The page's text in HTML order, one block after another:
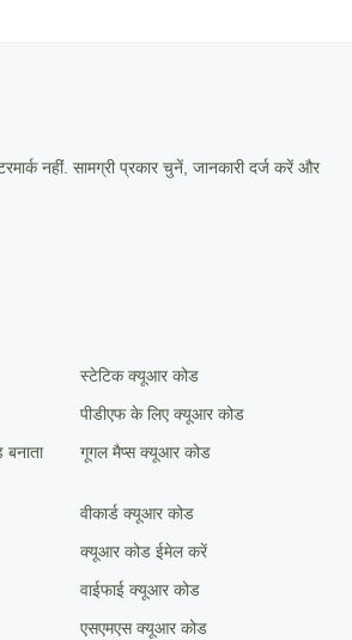
नहीं. सामग्री प्रकार चुनें, जानकारी दर्ज करें और
स्टेटिक क्यूआर कोड
पीडीएफ के लिए क्यूआर कोड
गूगल मैप्स क्यूआर कोड
वीकार्ड क्यूआर कोड
क्यूआर कोड ईमेल करें
वाईफाई क्यूआर कोड
एसएमएस क्यूआर कोड